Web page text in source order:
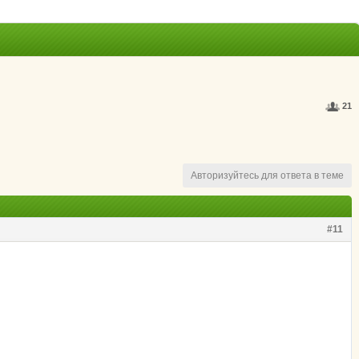
21
Авторизуйтесь для ответа в теме
#11